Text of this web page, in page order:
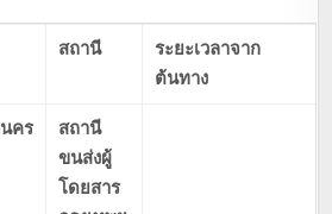
สถานี
ระยะเวลาจาก
ต้นทาง
คร
สถานี
ขนส่งผู้
โดยสาร